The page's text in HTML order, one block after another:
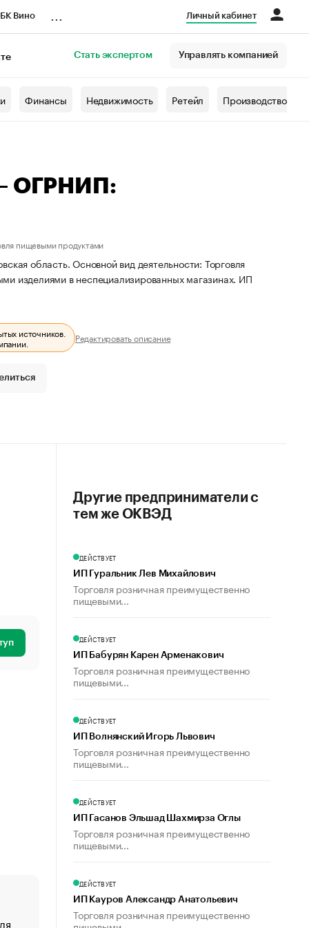
Вино Личный кабинет
Стать экспертом Управлять компанией
Финансы Недвижимость Ретейл Производство
ОГРНИП:
пищевыми продуктами
область. Основной вид деятельности: Торговля
изделиями в неспециализированных магазинах. ИП
источников.
Редактировать описание
«От спорта тело стареет иначе». Как живет глава
Другие предприниматели с
тем же ОКВЭД
ДЕЙСТВУЕТ
ИП Гуральник Лев Михайлович
Торговля розничная преимущественно
пищевыми...
ДЕЙСТВУЕТ
ИП Бабурян Карен Арменакович
Торговля розничная преимущественно
пищевыми...
ДЕЙСТВУЕТ
ИП Волнянский Игорь Львович
Торговля розничная преимущественно
пищевыми...
ДЕЙСТВУЕТ
ИП Гасанов Эльшад Шахмирза Оглы
Торговля розничная преимущественно
пищевыми...
ДЕЙСТВУЕТ
ИП Кауров Александр Анатольевич
Торговля розничная преимущественно